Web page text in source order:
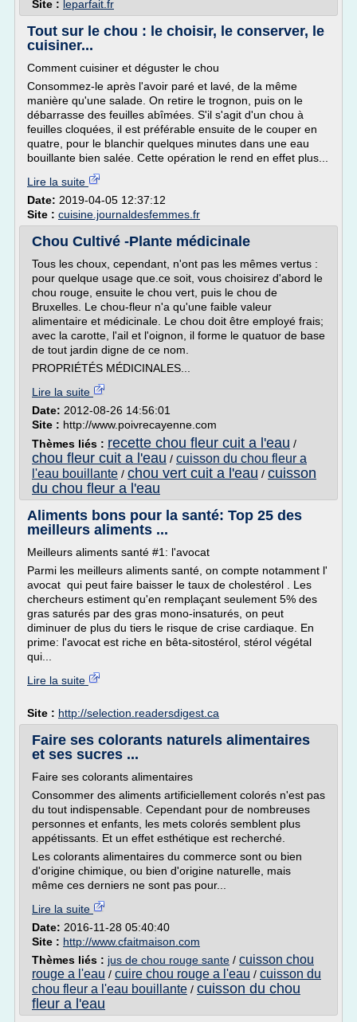
Site : leparfait.fr
Tout sur le chou : le choisir, le conserver, le
cuisiner...
Comment cuisiner et déguster le chou
Consommez-le après l'avoir paré et lavé, de la même
manière qu'une salade. On retire le trognon, puis on le
débarrasse des feuilles abîmées. S'il s'agit d'un chou à
feuilles cloquées, il est préférable ensuite de le couper en
quatre, pour le blanchir quelques minutes dans une eau
bouillante bien salée. Cette opération le rend en effet plus...
Lire la suite
Date: 2019-04-05 12:37:12
Site : cuisine.journaldesfemmes.fr
Chou Cultivé -Plante médicinale
Tous les choux, cependant, n'ont pas les mêmes vertus :
pour quelque usage que.ce soit, vous choisirez d'abord le
chou rouge, ensuite le chou vert, puis le chou de
Bruxelles. Le chou-fleur n'a qu'une faible valeur
alimentaire et médicinale. Le chou doit être employé frais;
avec la carotte, l'ail et l'oignon, il forme le quatuor de base
de tout jardin digne de ce nom.
PROPRIÉTÉS MÉDICINALES...
Lire la suite
Date: 2012-08-26 14:56:01
Site : http://www.poivrecayenne.com
Thèmes liés : recette chou fleur cuit a l'eau /
chou fleur cuit a l'eau / cuisson du chou fleur a
l'eau bouillante / chou vert cuit a l'eau / cuisson
du chou fleur a l'eau
Aliments bons pour la santé: Top 25 des
meilleurs aliments ...
Meilleurs aliments santé #1: l'avocat
Parmi les meilleurs aliments santé, on compte notamment l'
avocat qui peut faire baisser le taux de cholestérol . Les
chercheurs estiment qu'en remplaçant seulement 5% des
gras saturés par des gras mono-insaturés, on peut
diminuer de plus du tiers le risque de crise cardiaque. En
prime: l'avocat est riche en bêta-sitostérol, stérol végétal
qui...
Lire la suite
Site : http://selection.readersdigest.ca
Faire ses colorants naturels alimentaires
et ses sucres ...
Faire ses colorants alimentaires
Consommer des aliments artificiellement colorés n'est pas
du tout indispensable. Cependant pour de nombreuses
personnes et enfants, les mets colorés semblent plus
appétissants. Et un effet esthétique est recherché.
Les colorants alimentaires du commerce sont ou bien
d'origine chimique, ou bien d'origine naturelle, mais
même ces derniers ne sont pas pour...
Lire la suite
Date: 2016-11-28 05:40:40
Site : http://www.cfaitmaison.com
Thèmes liés : jus de chou rouge sante / cuisson chou
rouge a l'eau / cuire chou rouge a l'eau / cuisson du
chou fleur a l'eau bouillante / cuisson du chou
fleur a l'eau